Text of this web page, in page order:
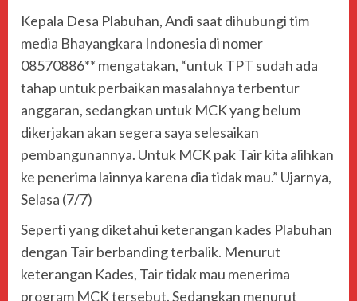
Kepala Desa Plabuhan, Andi saat dihubungi tim
media Bhayangkara Indonesia di nomer
08570886** mengatakan, “untuk TPT sudah ada
tahap untuk perbaikan masalahnya terbentur
anggaran, sedangkan untuk MCK yang belum
dikerjakan akan segera saya selesaikan
pembangunannya. Untuk MCK pak Tair kita alihkan
ke penerima lainnya karena dia tidak mau.” Ujarnya,
Selasa (7/7)
Seperti yang diketahui keterangan kades Plabuhan
dengan Tair berbanding terbalik. Menurut
keterangan Kades, Tair tidak mau menerima
program MCK tersebut. Sedangkan menurut